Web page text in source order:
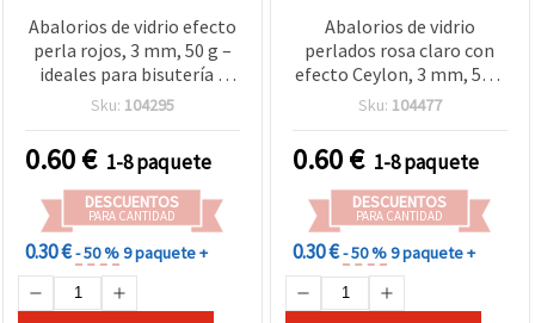
Abalorios de vidrio efecto
perla rojos, 3 mm, 50 g –
ideales para bisutería y
manualidades decorativas
Sku: 104295
0.60€ 1-8 paquete
DESCUENTOS
PARA CANTIDAD
0.30 €- 50 %9 paquete +
Abalorios de vidrio
perlados rosa claro con
efecto Ceylon, 3 mm, 50 g
– Ideales para bisutería y
Sku: 104477
0.60€ 1-8 paquete
DESCUENTOS
PARA CANTIDAD
0.30 €- 50 %9 paquete +